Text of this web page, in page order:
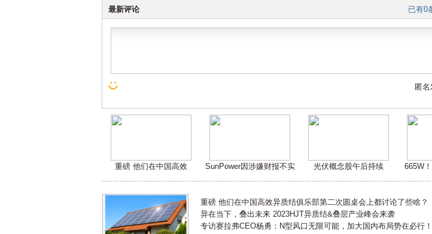
已有0
最新评论
匿
重磅 他们在中国高效 SunPower因涉嫌财报不实 光伏概念股午后持续 665W
重磅 他们在中国高效异质结俱乐部第二次圆桌会上都讨论了些啥？
异在当下，叠出未来 2023HJT异质结&叠层产业峰会来袭
专访赛拉弗CEO杨勇：N型风口无限可能，加大国内布局势在必行！